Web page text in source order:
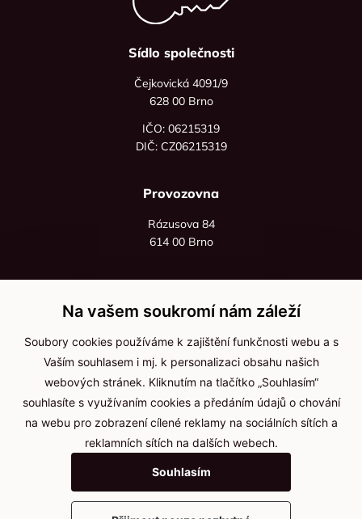
Sídlo společnosti
Čejkovická 4091/9
628 00 Brno
IČO: 06215319
DIČ: CZ06215319
Provozovna
Rázusova 84
614 00 Brno
+420 736 535 066
Po - pá: 8:00 - 16:00
info@jma-kam.cz
Důležité informace
Ochrana osobních údajů
Cookies
Na vašem soukromí nám záleží
Soubory cookies používáme k zajištění funkčnosti webu a s
Vaším souhlasem i mj. k personalizaci obsahu našich
webových stránek. Kliknutím na tlačítko „Souhlasím“
souhlasíte s využívaním cookies a předáním údajů o chování
na webu pro zobrazení cílené reklamy na sociálních sítích a
reklamních sítích na dalších webech.
Souhlasím